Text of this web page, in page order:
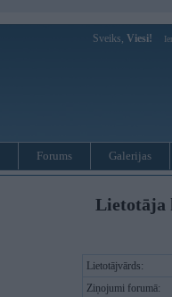
Sveiks, Viesi!
Forums Galerijas
Lietotāja
Lietotājvārds:
Ziņojumi forumā: